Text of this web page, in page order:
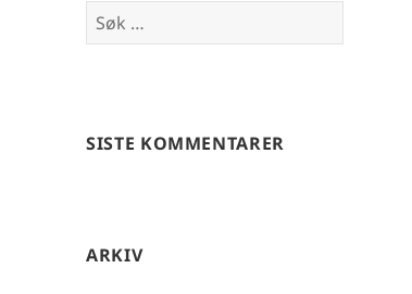
Søk
etter:
SISTE KOMMENTARER
ARKIV